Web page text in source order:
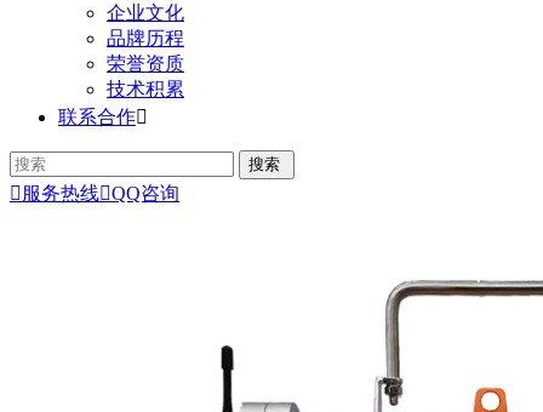
企业文化
品牌历程
荣誉资质
技术积累
联系合作
 服务热线QQ咨询